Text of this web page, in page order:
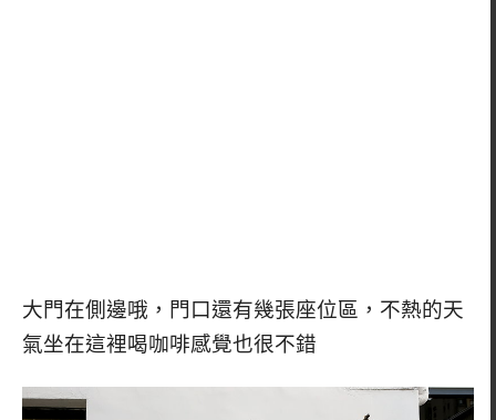
大門在側邊哦，門口還有幾張座位區，不熱的天
氣坐在這裡喝咖啡感覺也很不錯